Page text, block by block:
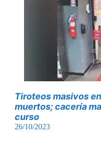
Tiroteos masivos
muertos; cacería
curso
26/10/2023